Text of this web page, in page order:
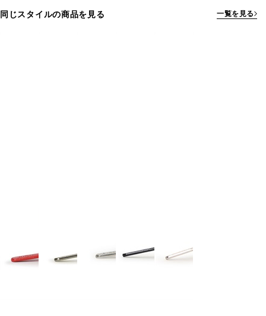
同じスタイルの商品を見る 一覧を見る